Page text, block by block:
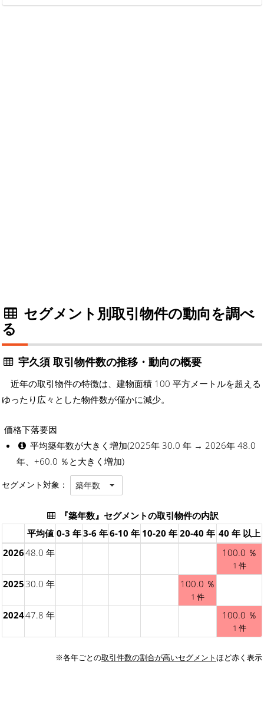
セグメント別取引物件の動向を調べ
る
宇久須 取引物件数の推移・動向の概要
近年の取引物件の特徴は、建物面積 100 平方メートルを超える
ゆったり広々とした物件数が僅かに減少。
価格下落要因
平均築年数が大きく増加(2025年 30.0 年 → 2026年 48.0
年、+60.0 ％と大きく増加)
セグメント対象： 築年数
『築年数』セグメントの取引物件の内訳
平均値 0-3 年3-6 年6-10 年 10-20 年 20-40 年 40 年 以上
202648.0 年 100.0 ％
1 件
202530.0 年 100.0 ％
1 件
202447.8 年 100.0 ％
1 件
※各年ごとの取引件数の割合が高いセグメントほど赤く表示